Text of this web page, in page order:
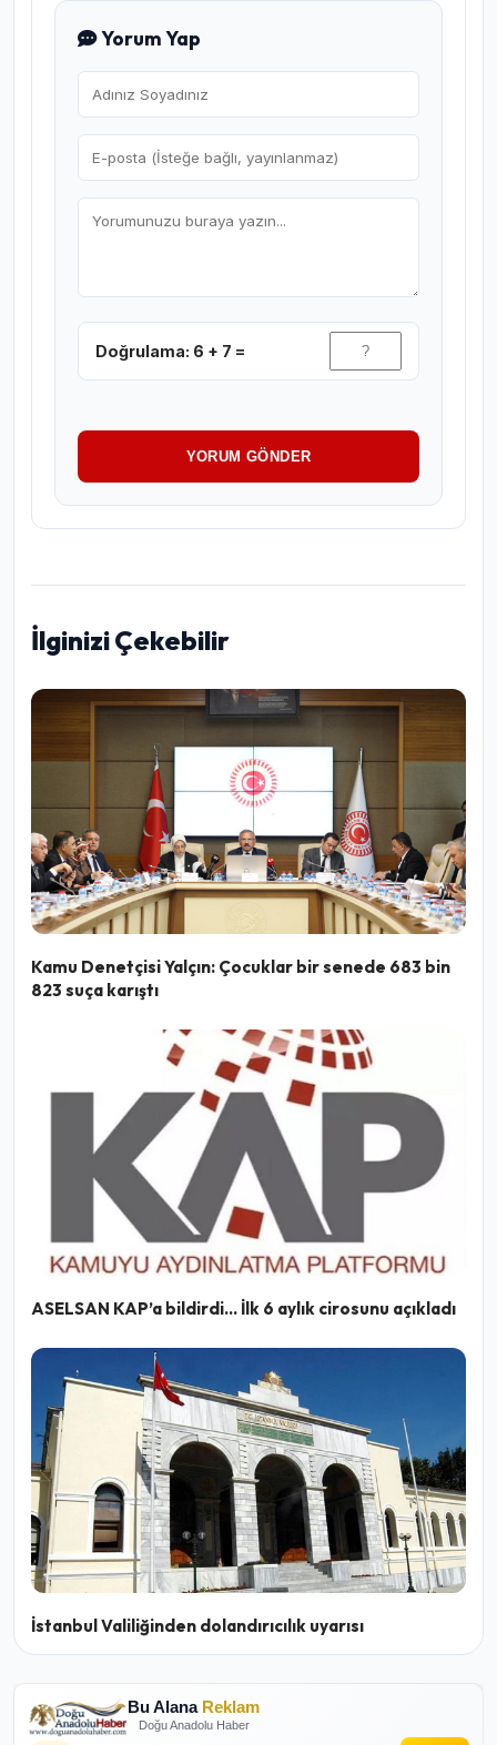
Yorum Yap
Doğrulama: 6 + 7 =
YORUM GÖNDER
İlginizi Çekebilir
Kamu Denetçisi Yalçın: Çocuklar bir senede 683 bin
823 suça karıştı
ASELSAN KAP’a bildirdi… İlk 6 aylık cirosunu açıkladı
İstanbul Valiliğinden dolandırıcılık uyarısı
Bu Alana Reklam
Doğu Anadolu Haber